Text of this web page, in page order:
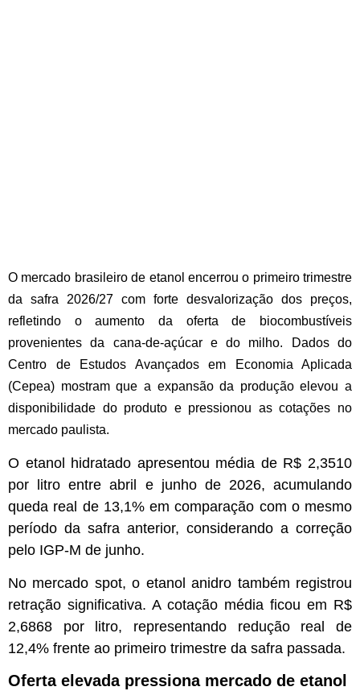
O mercado brasileiro de etanol encerrou o primeiro trimestre
da safra 2026/27 com forte desvalorização dos preços,
refletindo o aumento da oferta de biocombustíveis
provenientes da cana-de-açúcar e do milho. Dados do
Centro de Estudos Avançados em Economia Aplicada
(Cepea) mostram que a expansão da produção elevou a
disponibilidade do produto e pressionou as cotações no
mercado paulista.
O etanol hidratado apresentou média de R$ 2,3510
por litro entre abril e junho de 2026, acumulando
queda real de 13,1% em comparação com o mesmo
período da safra anterior, considerando a correção
pelo IGP-M de junho.
No mercado spot, o etanol anidro também registrou
retração significativa. A cotação média ficou em R$
2,6868 por litro, representando redução real de
12,4% frente ao primeiro trimestre da safra passada.
Oferta elevada pressiona mercado de etanol